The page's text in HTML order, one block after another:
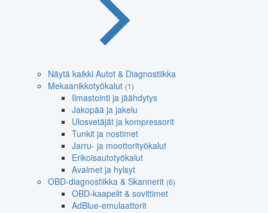
Näytä kaikki Autot & Diagnostiikka
Mekaanikkotyökalut (1)
Ilmastointi ja jäähdytys
Jakopää ja jakelu
Ulosvetäjät ja kompressorit
Tunkit ja nostimet
Jarru- ja moottorityökalut
Erikoisautotyökalut
Avaimet ja hylsyt
OBD-diagnostiikka & Skannerit (6)
OBD-kaapelit & sovittimet
AdBlue-emulaattorit